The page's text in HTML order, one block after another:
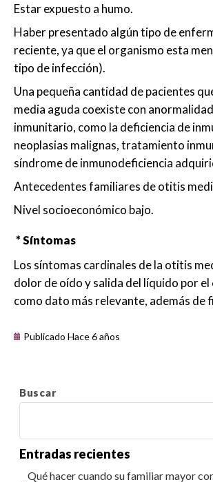
Estar expuesto a humo.
Haber presentado algún tipo de
reciente, ya que el organismo esta
tipo de infección).
Una pequeña cantidad de pacientes
media aguda coexiste con
inmunitario, como la deficiencia de
neoplasias malignas, tratamiento
síndrome de inmunodeficiencia
Antecedentes familiares de otitis
Nivel socioeconómico bajo.
* Síntomas
Los síntomas cardinales de la otitis
dolor de oído y salida del líquido por
como dato más relevante, además de
Publicado Hace 6 años
Buscar
Entradas recientes
Qué hacer cuando su familiar mayor